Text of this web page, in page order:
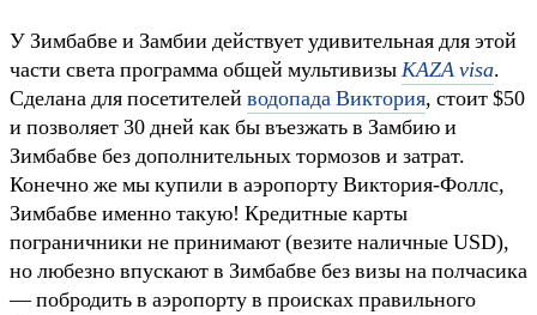
У Зимбабве и Замбии действует удивительная для этой
части света программа общей мультивизыKAZA visa.
Сделана для посетителей водопада Виктория, стоит $50
и позволяет 30 дней как бы въезжать в Замбию и
Зимбабве без дополнительных тормозов и затрат.
Конечно же мы купили в аэропорту Виктория-Фоллс,
Зимбабве именно такую! Кредитные карты
пограничники не принимают (везите наличные USD),
но любезно впускают в Зимбабве без визы на полчасика
— побродить в аэропорту в происках правильного